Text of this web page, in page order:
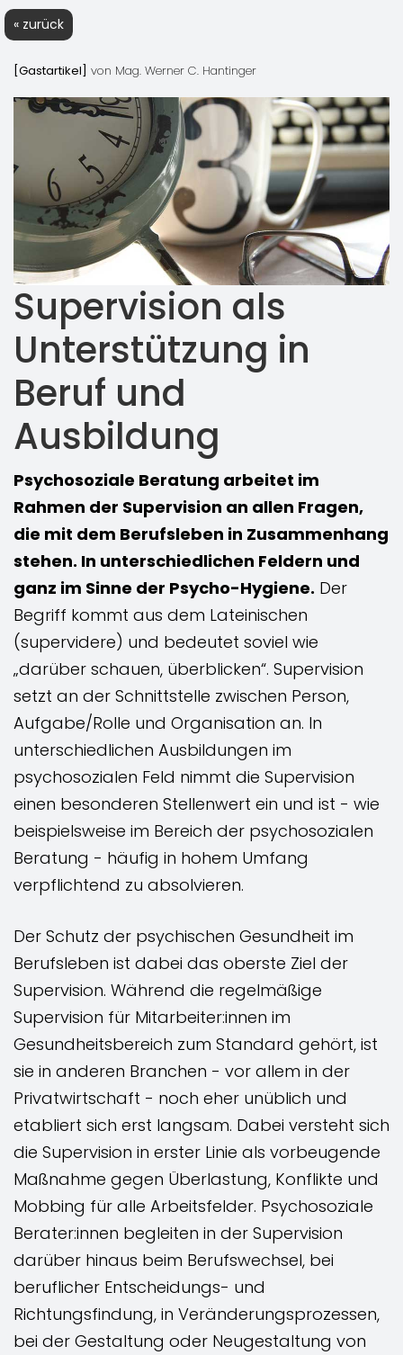
« zurück
[Gastartikel] von Mag. Werner C. Hantinger
Supervision als
Unterstützung in
Beruf und
Ausbildung
Psychosoziale Beratung arbeitet im
Rahmen der Supervision an allen Fragen,
die mit dem Berufsleben in Zusammenhang
stehen. In unterschiedlichen Feldern und
ganz im Sinne der Psycho-Hygiene. Der
Begriff kommt aus dem Lateinischen
(supervidere) und bedeutet soviel wie
„darüber schauen, überblicken“. Supervision
setzt an der Schnittstelle zwischen Person,
Aufgabe/Rolle und Organisation an. In
unterschiedlichen Ausbildungen im
psychosozialen Feld nimmt die Supervision
einen besonderen Stellenwert ein und ist - wie
beispielsweise im Bereich der psychosozialen
Beratung - häufig in hohem Umfang
verpflichtend zu absolvieren.
Der Schutz der psychischen Gesundheit im
Berufsleben ist dabei das oberste Ziel der
Supervision. Während die regelmäßige
Supervision für Mitarbeiter:innen im
Gesundheitsbereich zum Standard gehört, ist
sie in anderen Branchen - vor allem in der
Privatwirtschaft - noch eher unüblich und
etabliert sich erst langsam. Dabei versteht sich
die Supervision in erster Linie als vorbeugende
Maßnahme gegen Überlastung, Konflikte und
Mobbing für alle Arbeitsfelder. Psychosoziale
Berater:innen begleiten in der Supervision
darüber hinaus beim Berufswechsel, bei
beruflicher Entscheidungs- und
Richtungsfindung, in Veränderungsprozessen,
bei der Gestaltung oder Neugestaltung von